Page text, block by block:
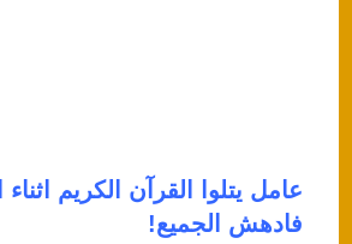
عامل يتلوا القرآن الكريم
فادهش الجميع!